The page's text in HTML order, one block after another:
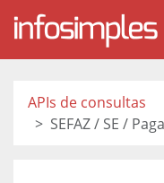
APIs de consultas
SEFAZ / SE /